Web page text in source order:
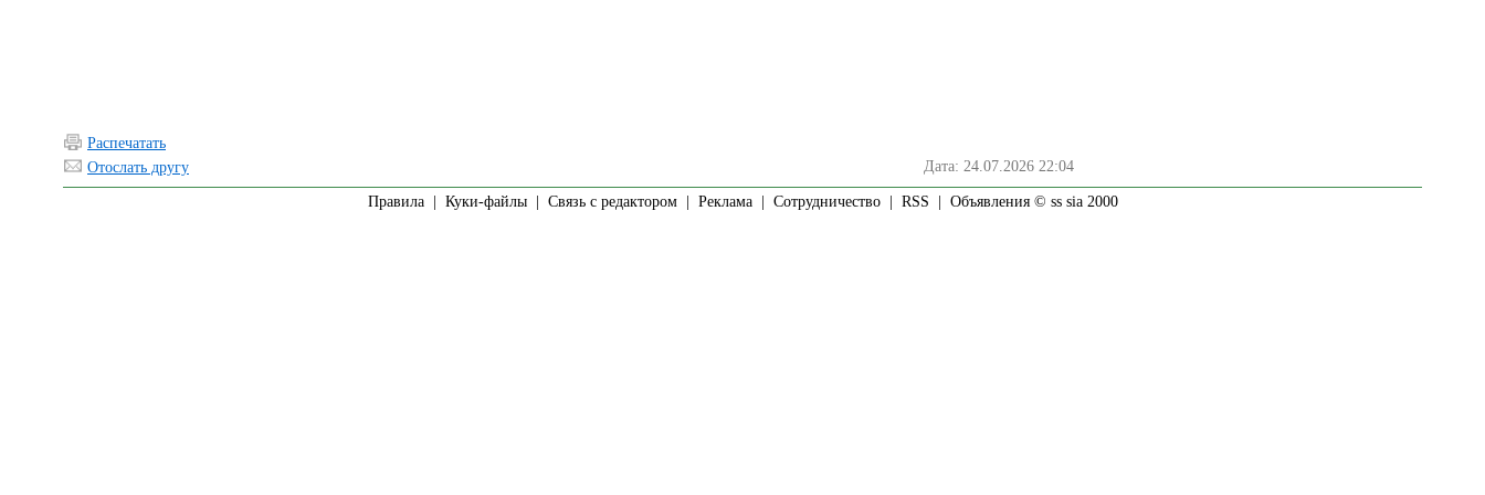
Распечатать
Отослать другу
Дата: 24.07.2026 22:04
Правила| Куки-файлы| Связь с редактором| Реклама| Сотрудничество| RSS | Объявления © ss sia 2000